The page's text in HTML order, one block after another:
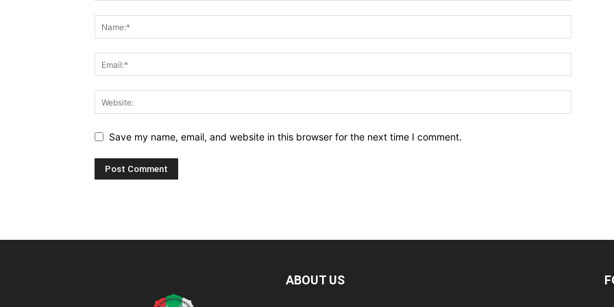
Save my name, email, and website in this browser for the next time I comment.
ABOUT US